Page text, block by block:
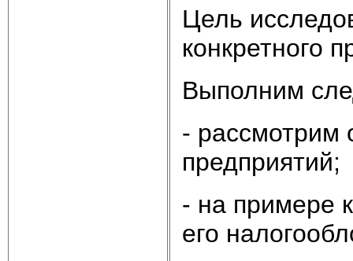
Цель
конкретного
Выполним
- рассмотрим
предприятий;
- на примере
его